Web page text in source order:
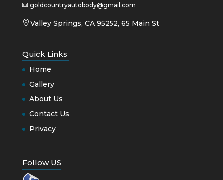
 goldcountryautobody@gmail.com
 Valley Springs, CA 95252, 65 Main St
Quick Links
Home
Gallery
About Us
Contact Us
Privacy
Follow US